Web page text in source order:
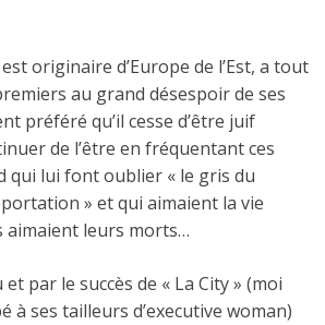
originaire d’Europe de l’Est, a tout
au grand désespoir de ses
préféré qu’il cesse d’être juif
de l’être en fréquentant ces
qui lui font oublier « le gris du
» et qui aimaient la vie
aimaient leurs morts…
par le succès de « La City » (moi
à ses tailleurs d’executive woman)